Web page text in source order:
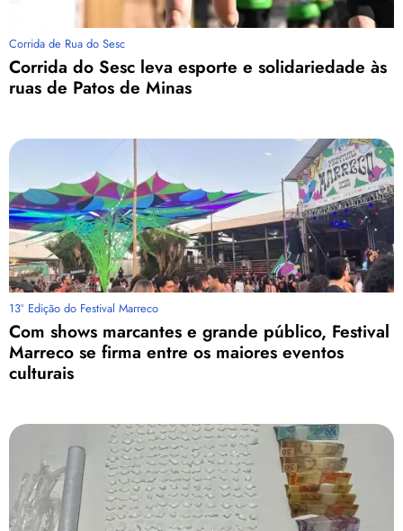
Corrida de Rua do Sesc
Corrida do Sesc leva esporte e solidariedade às
ruas de Patos de Minas
13º Edição do Festival Marreco
Com shows marcantes e grande público, Festival
Marreco se firma entre os maiores eventos
culturais